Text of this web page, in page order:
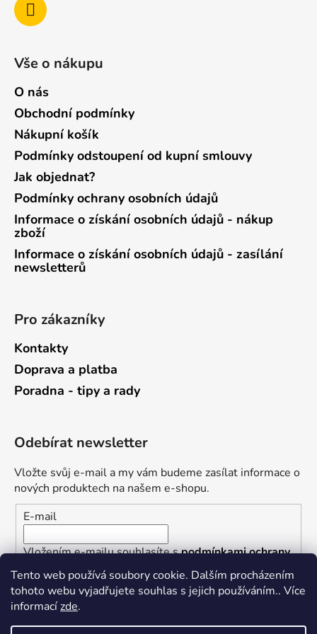
Tento web používá soubory cookie. Dalším procházením
tohoto webu vyjadřujete souhlas s jejich používáním.. Více
informacízde.
Vše o nákupu
O nás
Obchodní podmínky
Nákupní košík
Podmínky odstoupení od kupní smlouvy
Jak objednat?
Podmínky ochrany osobních údajů
Informace o získání osobních údajů - nákup
zboží
Informace o získání osobních údajů - zasílání
newsletterů
Pro zákazníky
Kontakty
Doprava a platba
Poradna - tipy a rady
Odebírat newsletter
Vložte svůj e-mail a my vám budeme zasílat informace o
nových produktech na našem e-shopu.
E-mail
Vložením e-mailu souhlasíte spodmínkami ochrany
osobních údajů
PŘIHLÁSIT SE